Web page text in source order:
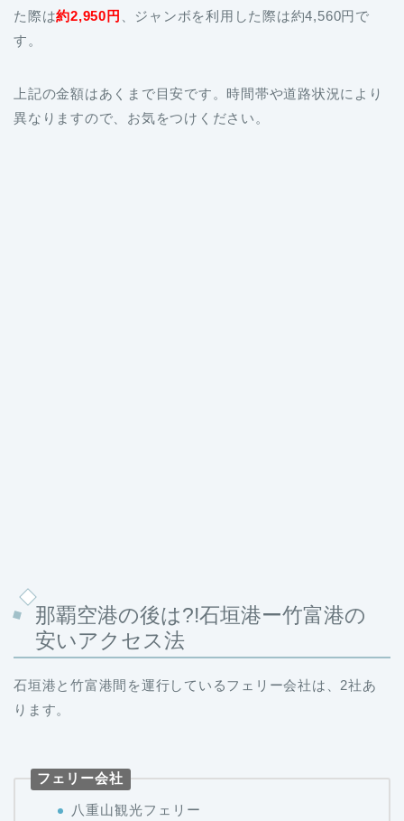
た際は約2,950円
、ジャンボを利用した際は約4,560円で
す。
上記の金額はあくまで目安です。時間帯や道路状況により
異なりますので、お気をつけください。
那覇空港の後は?!石垣港ー竹富港の
安いアクセス法
石垣港と竹富港間を運行しているフェリー会社は、2社あ
ります。
フェリー会社
八重山観光フェリー